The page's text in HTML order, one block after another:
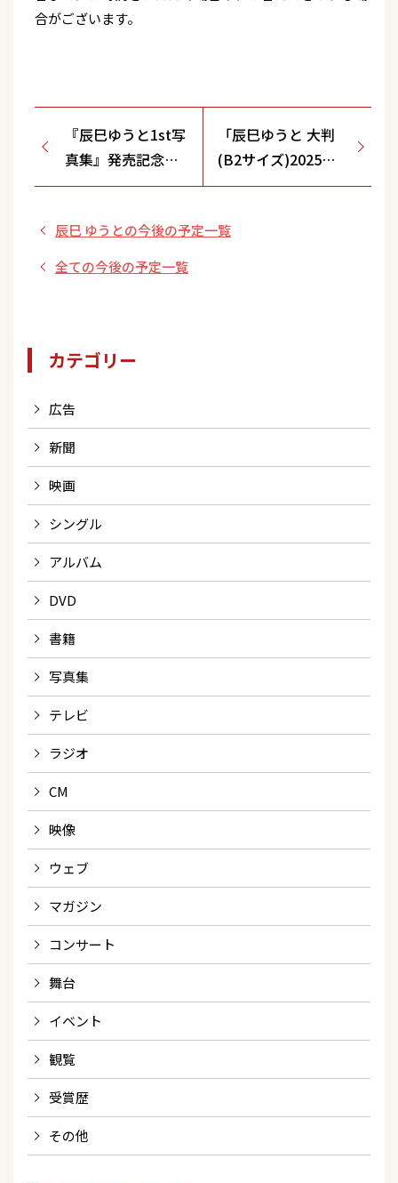
合がございます。
『辰巳ゆうと1st写
真集』発売記念イ
ベント
HAKATA】
「辰巳ゆうと 大判
(B2サイズ)2025カ
レンダー発売記念お
辰巳 ゆうとの今後の予定一覧
全ての今後の予定一覧
カテゴリー
広告
新聞
映画
シングル
アルバム
DVD
書籍
写真集
テレビ
ラジオ
CM
映像
ウェブ
マガジン
コンサート
舞台
イベント
観覧
受賞歴
その他